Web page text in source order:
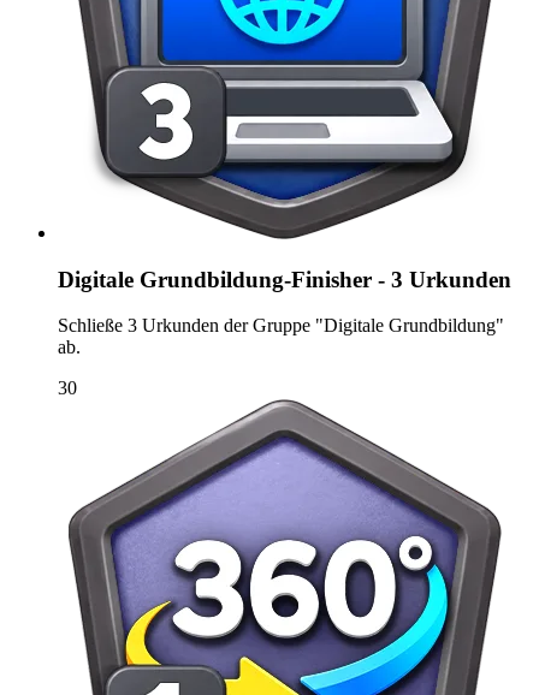
Digitale Grundbildung-Finisher - 3 Urkunden
Schließe 3 Urkunden der Gruppe "Digitale Grundbildung"
ab.
30